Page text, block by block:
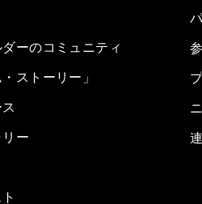
ーのコミュニティ
ストーリー」
ー